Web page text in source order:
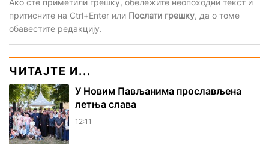
Ако сте приметили грешку, обележите неопоходни текст и
притисните на Ctrl+Enter или Послати грешку, да о томе
обавестите редакцију.
ЧИТАЈТЕ И...
У Новим Пављанима прослављена
летња слава
12:11